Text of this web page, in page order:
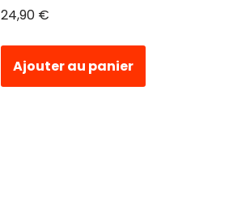
24,90 €
Ajouter au panier